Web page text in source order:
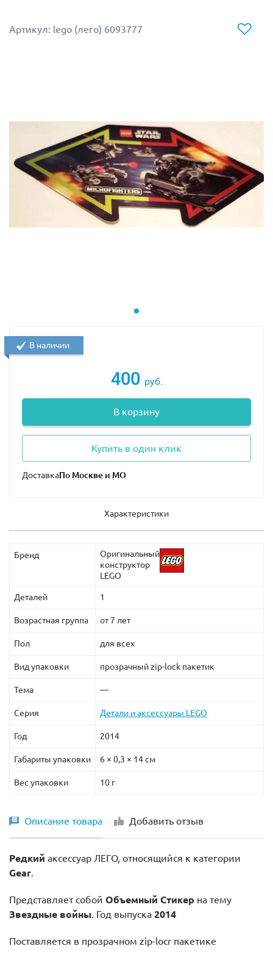
Артикул: lego (лего) 6093777
400 руб.
В корзину
Купить в один клик
Доставка
В наличии
Характеристики
Бренд
Оригинальный
конструктор
LEGO
Деталей 1
Возрастная группа от 7 лет
Пол для всех
Вид упаковки прозрачный zip-lock пакетик
Тема —
Серия Детали и аксессуары LEGO
Год 2014
Габариты упаковки 6 × 0,3 × 14 см
Вес упаковки 10 г
Описание товара Добавить отзыв
Редкий аксессуар ЛЕГО, относящийся к категории
Gear
Представляет собой Объемный Стикер на тему
Звездные войны . Год выпуска 2014
Поставляется в прозрачном zip-locr пакетике